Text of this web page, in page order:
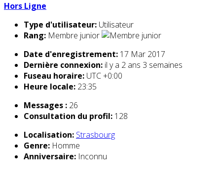
Hors Ligne
Type d'utilisateur: Utilisateur
Rang: Membre junior
Date d'enregistrement: 17 Mar 2017
Dernière connexion: il y a 2 ans 3 semaines
Fuseau horaire: UTC +0:00
Heure locale: 23:35
Messages : 26
Consultation du profil: 128
Localisation: Strasbourg
Genre: Homme
Anniversaire: Inconnu